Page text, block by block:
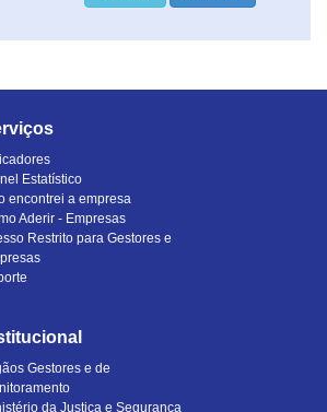
Estatístico
encontrei a empresa
Aderir - Empresas
Restrito para Gestores e
Gestores e de
da Justiça e Segurança